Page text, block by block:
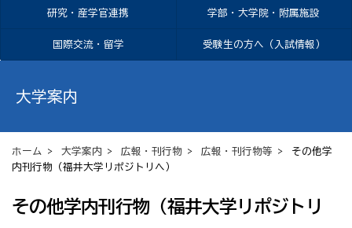
研究・産学官連携 学部・大学院・附属施設
国際交流・留学 受験生の方へ（入試情報）
大学案内
ホーム > 大学案内 > 広報・刊行物 > 広報・刊行物等 > その他学
内刊行物（福井大学リポジトリへ）
その他学内刊行物（福井大学リポジトリ